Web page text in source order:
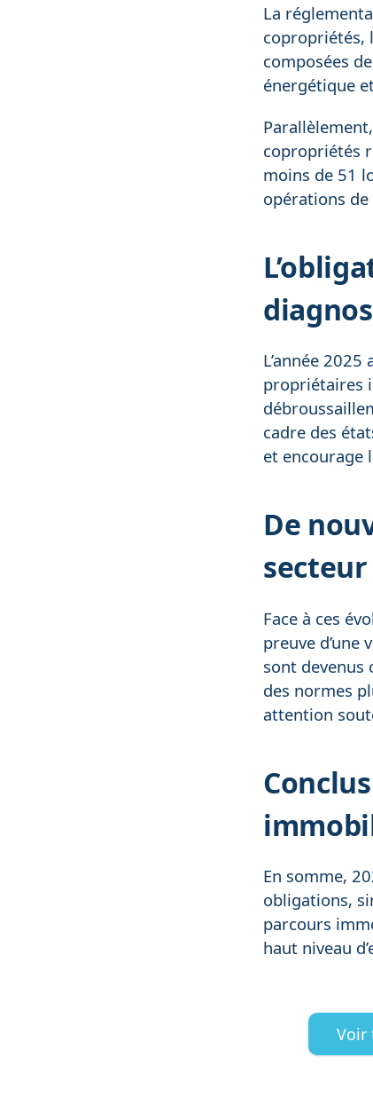
La
copropriétés,
composées
énergétique
copropriétés
moins de 51
opérations
L’année
propriétaires
cadre des
et encourage
De
secteur
Face à ces
preuve
sont devenus
des normes
attention
En somme,
obligations,
parcours
haut niveau
Voir